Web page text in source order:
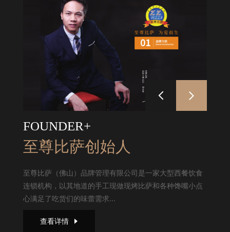
FOUNDER+
至尊比萨创始人
至尊比萨（佛山）品牌管理有限公司是一家大型西餐饮食
连锁机构，以其地道的手工现做现烤比萨和各种馋嘴小点
心满足了吃货们的味蕾需求...
查看详情